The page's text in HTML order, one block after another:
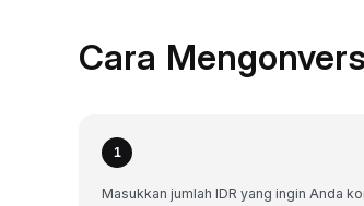
Cara
1
Masukkan jumlah IDR yang ingin Anda